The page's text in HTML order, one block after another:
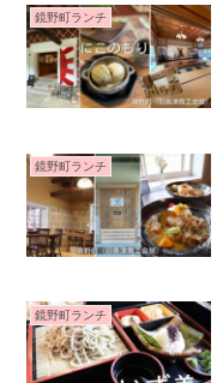
鏡野町ランチ
鏡野町ランチ
鏡野町ランチ